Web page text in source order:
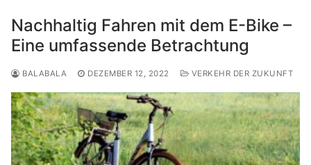
Nachhaltig Fahren mit dem E-Bike –
Eine umfassende Betrachtung
BALABALA DEZEMBER 12, 2022 VERKEHR DER ZUKUNFT